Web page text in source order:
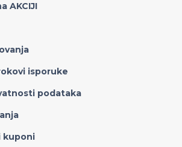
AKCIJI
isporuke
podataka
kuponi